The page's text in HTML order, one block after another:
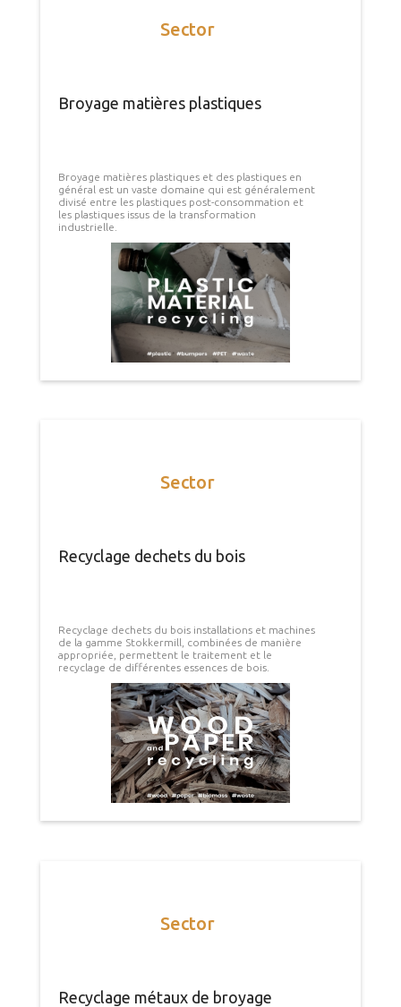
Sector
Broyage matières plastiques
Broyage matières plastiques et des plastiques en
général est un vaste domaine qui est généralement
divisé entre les plastiques post-consommation et
les plastiques issus de la transformation
industrielle.
Sector
Recyclage dechets du bois
Recyclage dechets du bois installations et machines
de la gamme Stokkermill, combinées de manière
appropriée, permettent le traitement et le
recyclage de différentes essences de bois.
Sector
Recyclage métaux de broyage